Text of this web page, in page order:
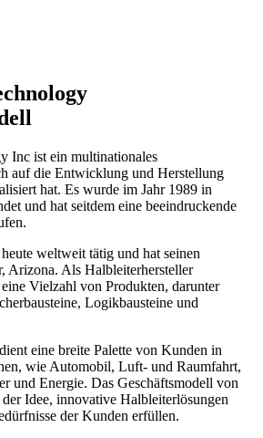
Inc ist ein multinationales
auf die Entwicklung und Herstellung
hat. Es wurde im Jahr 1989 in
und hat seitdem eine beeindruckende
weltweit tätig und hat seinen
Arizona. Als Halbleiterhersteller
Vielzahl von Produkten, darunter
Logikbausteine und
eine breite Palette von Kunden in
wie Automobil, Luft- und Raumfahrt,
und Energie. Das Geschäftsmodell von
Idee, innovative Halbleiterlösungen
der Kunden erfüllen.